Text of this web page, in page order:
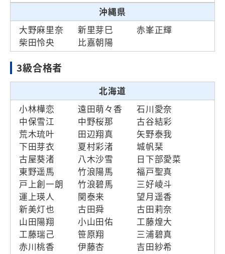
沖縄県
大野麻里奈
新里芽巳
赤峯正輝
柴田怜央
比嘉朝陽
3級合格者
北海道
小林樺恋
遠田萌々香
石川愛奈
中保雪江
中野桜那
古谷結彩
荒木琉叶
田辺翔真
矢野泰我
下田芽衣
夏村彩渚
城帆栞
古屋葵渚
八木沙雪
日下部愛菜
東野遥馬
竹浪陽馬
福戸聖真
戸上創一朗
竹浪碧馬
三好崚斗
運上瑛人
関泰来
望月遥香
新美灯也
古田舜
古田莉奈
山田陽翔
小山田佑
工藤煌大
工藤瑞己
笹原翔
三浦碧真
赤川桃香
伊藤杏
吉田紗希